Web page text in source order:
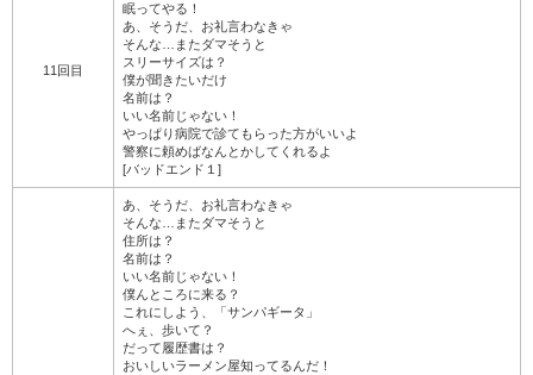
11回目
眠ってやる！
あ、そうだ、お礼言わなきゃ
そんな…またダマそうと
スリーサイズは？
僕が聞きたいだけ
名前は？
いい名前じゃない！
やっぱり病院で診てもらった方がいいよ
警察に頼めばなんとかしてくれるよ
[バッドエンド１]
あ、そうだ、お礼言わなきゃ
そんな…またダマそうと
住所は？
名前は？
いい名前じゃない！
僕んところに来る？
これにしよう、「サンパギータ」
へぇ、歩いて？
だって履歴書は？
おいしいラーメン屋知ってるんだ！